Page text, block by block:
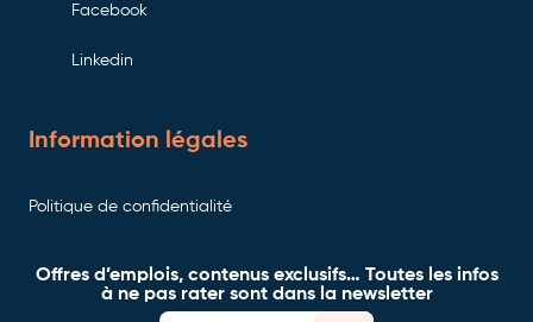
Facebook
Linkedin
Information légales
Politique de confidentialité
Offres d’emplois, contenus exclusifs… Toutes les infos
à ne pas rater sont dans la newsletter